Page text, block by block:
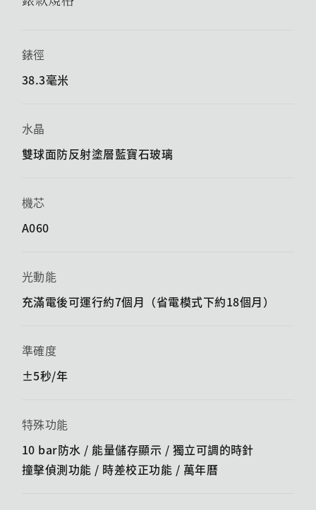
錶徑
38.3毫米
水晶
雙球面防反射塗層藍寶石玻璃
機芯
A060
光動能
充滿電後可運行約7個月（省電模式下約18個月）
準確度
±5秒/年
特殊功能
10 bar防水 / 能量儲存顯示 / ​​獨立可調的時針
撞擊偵測功能 / ​​時差校正功能 / 萬年曆